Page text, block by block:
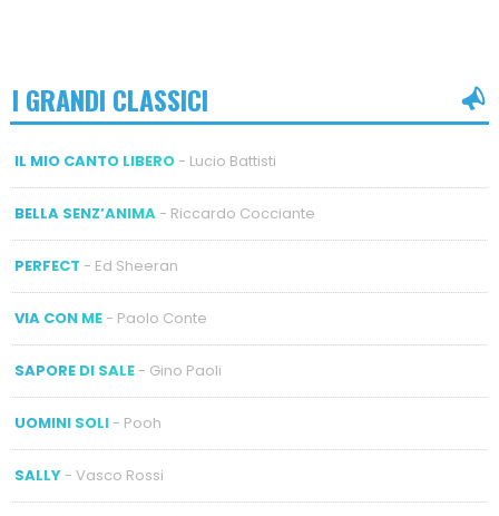
I GRANDI CLASSICI
IL MIO CANTO LIBERO- Lucio Battisti
BELLA SENZ’ANIMA- Riccardo Cocciante
PERFECT - Ed Sheeran
VIA CON ME- Paolo Conte
SAPORE DI SALE- Gino Paoli
UOMINI SOLI- Pooh
SALLY- Vasco Rossi